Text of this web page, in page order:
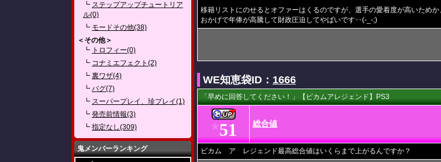
┗ ステップアップチュートリア
ル(0)
┗ モードその他(38)
＜その他＞
┗ トロフィー(0)
┗ コナミエフェクト(2)
┗ 裏ワザ(4)
┗ バグ(7)
┗ スーパープレイ、珍プレイ(1)
┗ 発売前情報(3)
┗ 指定なし(309)
鬼メンバーランキング
移籍リストにのせるとオファーはくるのですが、選手の愛着度が高いためか
おかげで年俸が高騰して財政圧迫してやばいです‥(-_-;)
WE知恵袋ID： 1666
「早めに回答してください！」【ビカムアレジェンド】PS3
★51 総合値
ビカム ア レジェンド最高総合値はいくらまで上がるんですか？